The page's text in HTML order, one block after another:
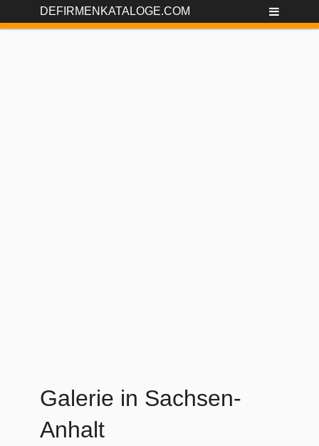
DEFIRMENKATALOGE.COM
Galerie in Sachsen-
Anhalt